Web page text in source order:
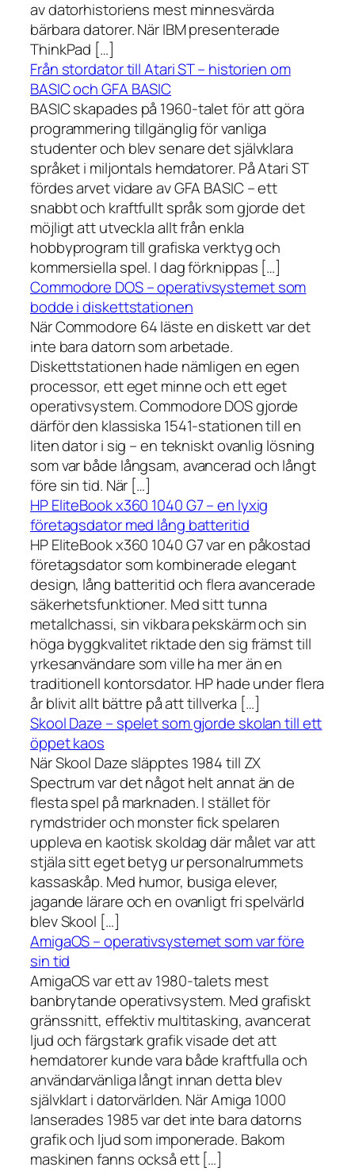
av datorhistoriens mest minnesvärda
bärbara datorer. När IBM presenterade
ThinkPad […]
Från stordator till Atari ST – historien om
BASIC och GFA BASIC
BASIC skapades på 1960-talet för att göra
programmering tillgänglig för vanliga
studenter och blev senare det självklara
språket i miljontals hemdatorer. På Atari ST
fördes arvet vidare av GFA BASIC – ett
snabbt och kraftfullt språk som gjorde det
möjligt att utveckla allt från enkla
hobbyprogram till grafiska verktyg och
kommersiella spel. I dag förknippas […]
Commodore DOS – operativsystemet som
bodde i diskettstationen
När Commodore 64 läste en diskett var det
inte bara datorn som arbetade.
Diskettstationen hade nämligen en egen
processor, ett eget minne och ett eget
operativsystem. Commodore DOS gjorde
därför den klassiska 1541-stationen till en
liten dator i sig – en tekniskt ovanlig lösning
som var både långsam, avancerad och långt
före sin tid. När […]
HP EliteBook x360 1040 G7 – en lyxig
företagsdator med lång batteritid
HP EliteBook x360 1040 G7 var en påkostad
företagsdator som kombinerade elegant
design, lång batteritid och flera avancerade
säkerhetsfunktioner. Med sitt tunna
metallchassi, sin vikbara pekskärm och sin
höga byggkvalitet riktade den sig främst till
yrkesanvändare som ville ha mer än en
traditionell kontorsdator. HP hade under flera
år blivit allt bättre på att tillverka […]
Skool Daze – spelet som gjorde skolan till ett
öppet kaos
När Skool Daze släpptes 1984 till ZX
Spectrum var det något helt annat än de
flesta spel på marknaden. I stället för
rymdstrider och monster fick spelaren
uppleva en kaotisk skoldag där målet var att
stjäla sitt eget betyg ur personalrummets
kassaskåp. Med humor, busiga elever,
jagande lärare och en ovanligt fri spelvärld
blev Skool […]
AmigaOS – operativsystemet som var före
sin tid
AmigaOS var ett av 1980-talets mest
banbrytande operativsystem. Med grafiskt
gränssnitt, effektiv multitasking, avancerat
ljud och färgstark grafik visade det att
hemdatorer kunde vara både kraftfulla och
användarvänliga långt innan detta blev
självklart i datorvärlden. När Amiga 1000
lanserades 1985 var det inte bara datorns
grafik och ljud som imponerade. Bakom
maskinen fanns också ett […]